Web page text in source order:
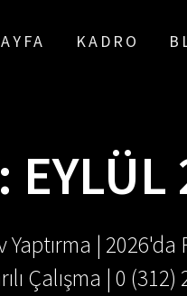
KADRO
EYLÜL
|
Çalışma | 0